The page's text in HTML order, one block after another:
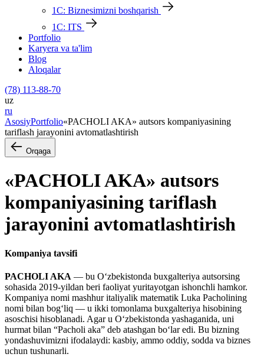
1С: Biznesimizni boshqarish
1С: ITS
Portfolio
Karyera va ta'lim
Blog
Aloqalar
(78) 113-88-70
uz
ru
AsosiyPortfolio«PACHOLI AKA» autsors kompaniyasining
tariflash jarayonini avtomatlashtirish
Orqaga
«PACHOLI AKA» autsors
kompaniyasining tariflash
jarayonini avtomatlashtirish
Kompaniya tavsifi
PACHOLI AKA — bu Oʻzbekistonda buxgalteriya autsorsing
sohasida 2019-yildan beri faoliyat yuritayotgan ishonchli hamkor.
Kompaniya nomi mashhur italiyalik matematik Luka Pacholining
nomi bilan bogʻliq — u ikki tomonlama buxgalteriya hisobining
asoschisi hisoblanadi. Agar u Oʻzbekistonda yashaganida, uni
hurmat bilan “Pacholi aka” deb atashgan boʻlar edi. Bu bizning
yondashuvimizni ifodalaydi: kasbiy, ammo oddiy, sodda va biznes
uchun tushunarli.